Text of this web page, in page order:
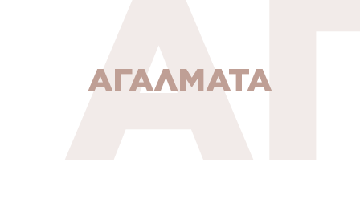
ΑΓΑΛΜΑΤΑ